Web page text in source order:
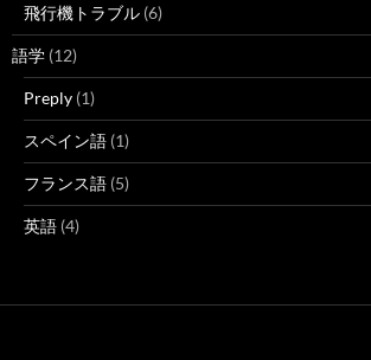
飛行機トラブル (6)
語学 (12)
Preply (1)
スペイン語 (1)
フランス語 (5)
英語 (4)